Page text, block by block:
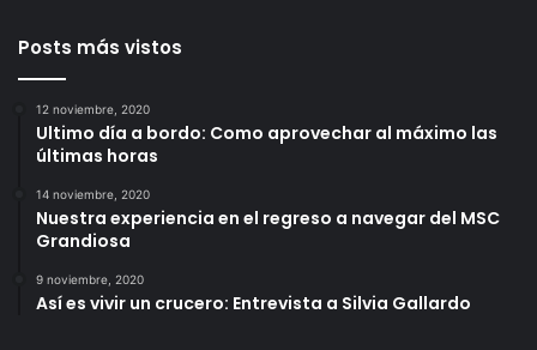
Posts más vistos
12 noviembre, 2020
Ultimo día a bordo: Como aprovechar al máximo las
últimas horas
14 noviembre, 2020
Nuestra experiencia en el regreso a navegar del MSC
Grandiosa
9 noviembre, 2020
Así es vivir un crucero: Entrevista a Silvia Gallardo